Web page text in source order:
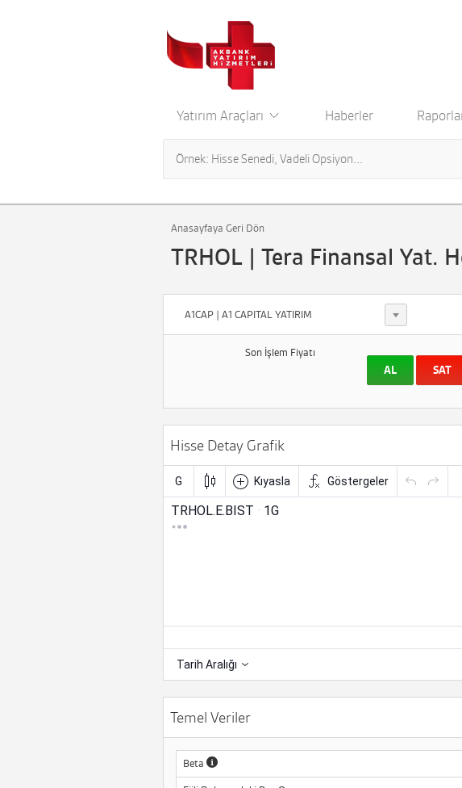
Yatırım Araçları Haberler
Anasayfaya Geri Dön
TRHOL | Tera Finansal Yat.
A1CAP | A1 CAPITAL YATIRIM
Son İşlem Fiyatı
AL SAT
Hisse Detay Grafik
Temel Veriler
Beta